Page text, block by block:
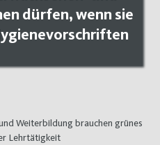
dürfen, wenn sie
Lehrtätigkeit